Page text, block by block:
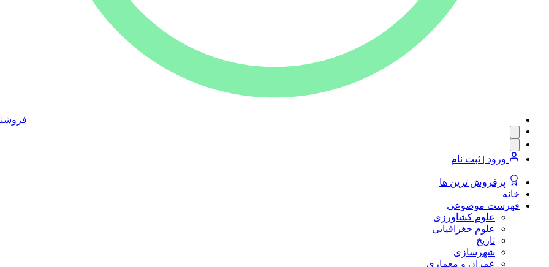
ورود | ثبت نام
پرفروش ترین ها
خانه
فهرست موضوعی
علوم کشاورزی
علوم جغرافیایی
تاریخ
شهرسازی
عمران و معماری